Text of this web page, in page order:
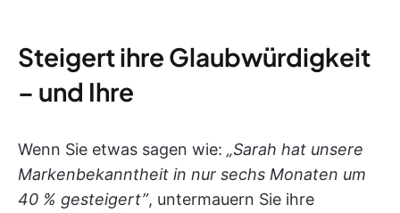
Steigert ihre Glaubwürdigkeit
– und Ihre
Wenn Sie etwas sagen wie: „Sarah hat unsere
Markenbekanntheit in nur sechs Monaten um
40 % gesteigert”, untermauern Sie ihre